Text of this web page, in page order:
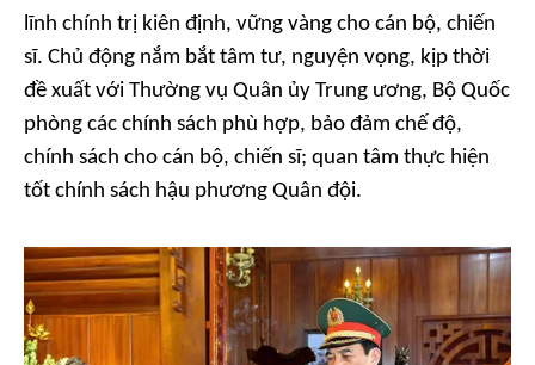
lĩnh chính trị kiên định, vững vàng cho cán bộ, chiến
sĩ. Chủ động nắm bắt tâm tư, nguyện vọng, kịp thời
đề xuất với Thường vụ Quân ủy Trung ương, Bộ Quốc
phòng các chính sách phù hợp, bảo đảm chế độ,
chính sách cho cán bộ, chiến sĩ; quan tâm thực hiện
tốt chính sách hậu phương Quân đội.